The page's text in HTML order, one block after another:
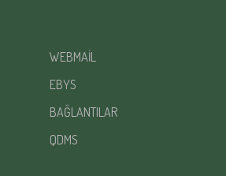
WEBMAİL
EBYS
BAĞLANTILAR
QDMS